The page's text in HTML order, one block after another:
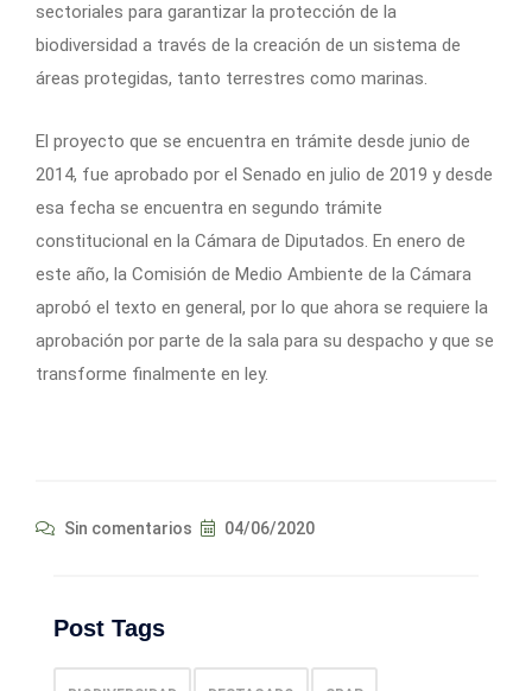
sectoriales para garantizar la protección de la
biodiversidad a través de la creación de un sistema de
áreas protegidas, tanto terrestres como marinas.
El proyecto que se encuentra en trámite desde junio de
2014, fue aprobado por el Senado en julio de 2019 y desde
esa fecha se encuentra en segundo trámite
constitucional en la Cámara de Diputados. En enero de
este año, la Comisión de Medio Ambiente de la Cámara
aprobó el texto en general, por lo que ahora se requiere la
aprobación por parte de la sala para su despacho y que se
transforme finalmente en ley.
Sin comentarios 04/06/2020
Post Tags